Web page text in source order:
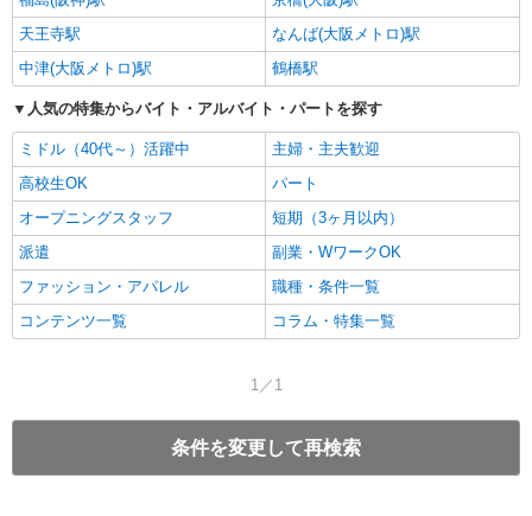
天王寺駅
なんば(大阪メトロ)駅
中津(大阪メトロ)駅
鶴橋駅
人気の特集からバイト・アルバイト・パートを探す
ミドル（40代～）活躍中
主婦・主夫歓迎
高校生OK
パート
オープニングスタッフ
短期（3ヶ月以内）
派遣
副業・WワークOK
ファッション・アパレル
職種・条件一覧
コンテンツ一覧
コラム・特集一覧
1／1
条件を変更して再検索